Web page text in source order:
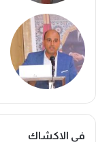
في الاكشاك